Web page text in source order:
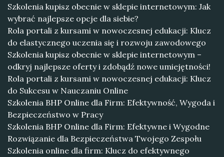
Szkolenia kupisz obecnie w sklepie internetowym: Jak
wybrać najlepsze opcje dla siebie?
Rola portali z kursami w nowoczesnej edukacji: Klucz
do elastycznego uczenia się i rozwoju zawodowego
Szkolenia kupisz obecnie w sklepie internetowym –
odkryj najlepsze oferty i zdobądź nowe umiejętności!
Rola portali z kursami w nowoczesnej edukacji: Klucz
do Sukcesu w Nauczaniu Online
Szkolenia BHP Online dla Firm: Efektywność, Wygoda i
Bezpieczeństwo w Pracy
Szkolenia BHP Online dla Firm: Efektywne i Wygodne
Rozwiązanie dla Bezpieczeństwa Twojego Zespołu
Szkolenia online dla firm: Klucz do efektywnego